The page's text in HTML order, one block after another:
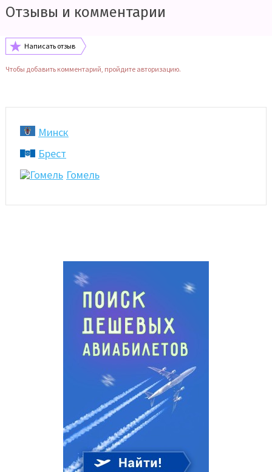
Отзывы и комментарии
Написать отзыв
Чтобы добавить комментарий, пройдите авторизацию.
Минск
Брест
Гомель